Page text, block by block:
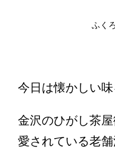
ふく
今日は懐かしい
金沢のひがし茶
愛されている老